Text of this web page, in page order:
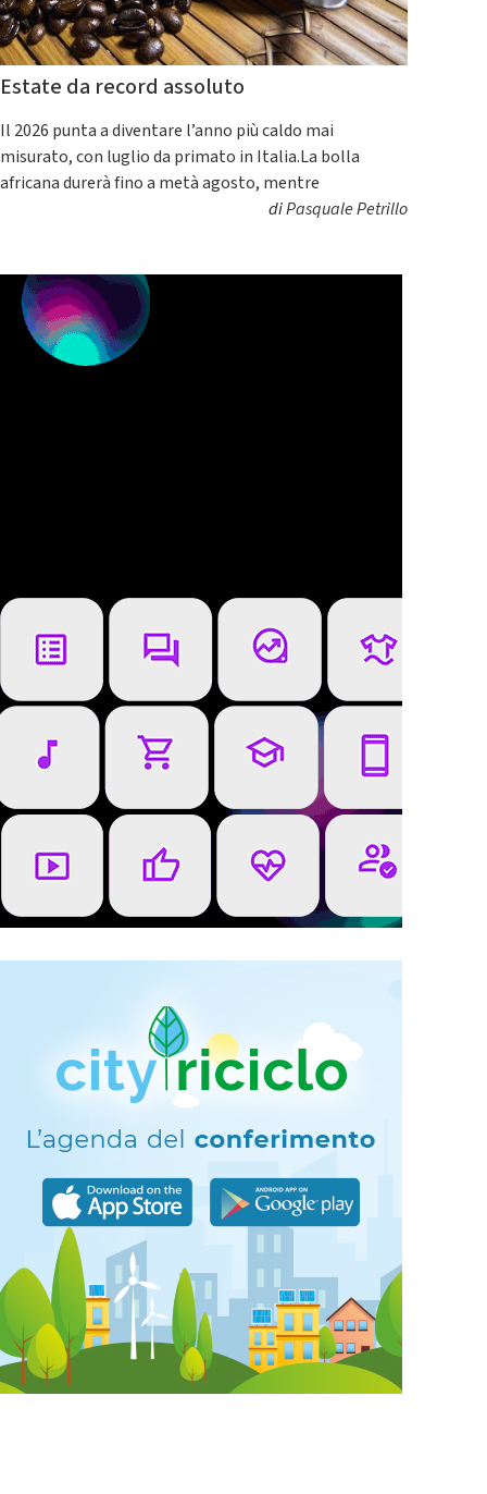
Estate da record assoluto
Il 2026 punta a diventare l’anno più caldo mai
misurato, con luglio da primato in Italia.La bolla
africana durerà fino a metà agosto, mentre
diPasquale Petrillo